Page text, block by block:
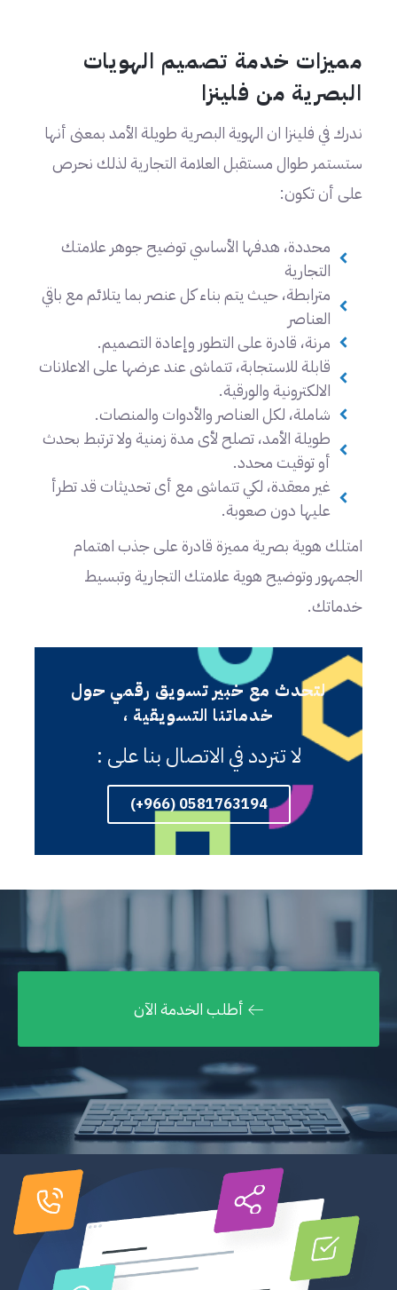
مميزات خدمة تصميم الهويات
البصرية من فلينزا
ندرك في فلينزا ان الهوية البصرية طويلة الأمد بمعنى أنها
ستستمر طوال مستقبل العلامة التجارية لذلك نحرص
على أن تكون:
محددة، هدفها الأساسي توضيح جوهر علامتك
التجارية
مترابطة، حيث يتم بناء كل عنصر بما يتلائم مع باقي
العناصر
مرنة، قادرة على التطور وإعادة التصميم.
قابلة للاستجابة، تتماشى عند عرضها على الاعلانات
الالكترونية والورقية.
شاملة، لكل العناصر والأدوات والمنصات.
طويلة الأمد، تصلح لأى مدة زمنية ولا ترتبط بحدث
أو توقيت محدد.
غير معقدة، لكي تتماشى مع أى تحديثات قد تطرأ
عليها دون صعوبة.
امتلك هوية بصرية مميزة قادرة على جذب اهتمام
الجمهور وتوضيح هوية علامتك التجارية وتبسيط
خدماتك.
لتحدث مع خبير تسويق رقمي حول
خدماتنا التسويقية ،
لا تتردد في الاتصال بنا على :
0581763194 (966+)
أطلب الخدمة الآن